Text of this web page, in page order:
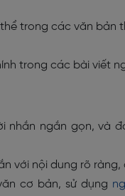
thể trong các văn
trong các bài viết
nhắn ngắn gọn, và
với nội dung rõ
cơ bản, sử dụng